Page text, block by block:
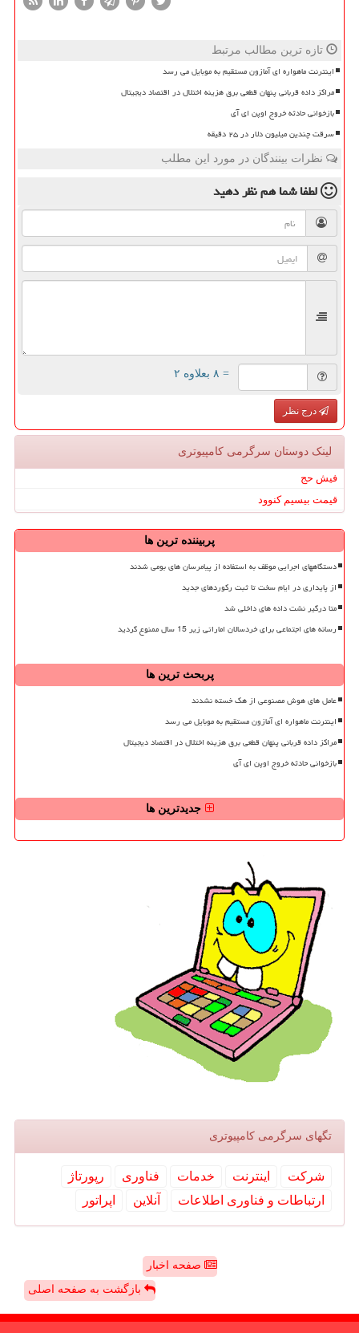
تازه ترین مطالب مرتبط
اینترنت ماهواره ای آمازون مستقیم به موبایل می رسد
مراکز داده قربانی پنهان قطعی برق هزینه اختلال در اقتصاد دیجیتال
بازخوانی حادثه خروج اوپن ای آی
سرقت چندین میلیون دلار در ۲۵ دقیقه
نظرات بینندگان در مورد این مطلب
لطفا شما همنظر دهید
= ۸ بعلاوه ۲
درج نظر
لینک دوستان سرگرمی كامپیوتری
فیش حج
قیمت بیسیم کنوود
پربیننده ترین ها
دستگاههای اجرایی موظف به استفاده از پیامرسان های بومی شدند
از پایداری در ایام سخت تا ثبت رکوردهای جدید
متا درگیر نشت داده های داخلی شد
رسانه های اجتماعی برای خردسالان اماراتی زیر 15 سال ممنوع گردید
پربحث ترین ها
عامل های هوش مصنوعی از هک خسته نشدند
اینترنت ماهواره ای آمازون مستقیم به موبایل می رسد
مراکز داده قربانی پنهان قطعی برق هزینه اختلال در اقتصاد دیجیتال
بازخوانی حادثه خروج اوپن ای آی
جدیدترین ها
تگهای سرگرمی كامپیوتری
شركت اینترنت خدمات فناوری
رپورتاژ
ارتباطات و فناوری اطلاعات
آنلاین اپراتور
صفحه اخبار
بازگشت به صفحه اصلی